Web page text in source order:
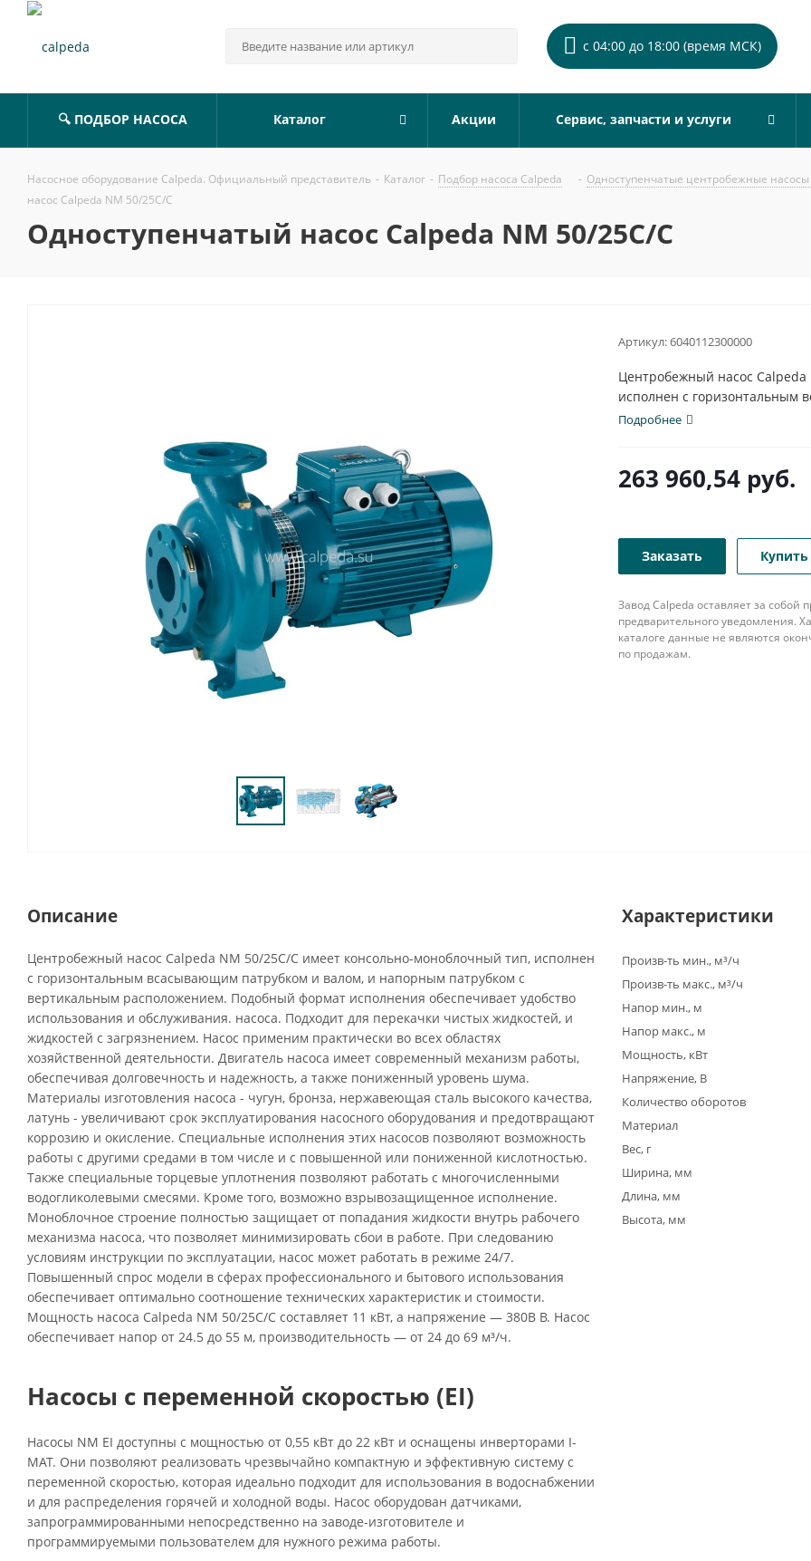
с 04:00 до 18:00 (время МСК)
🔍 ПОДБОР НАСОСА Каталог Акции Сервис, запчасти и услуги
Насосное оборудование Calpeda. Официальный представитель - Каталог - Подбор насоса Calpeda - Одноступенчатые центробежные
насос Calpeda NM 50/25C/C
Одноступенчатый насос Calpeda NM 50/25C/C
Артикул:6040112300000
Центробежный насос
исполнен с
патрубком с...
Подробнее
263 960,54 руб.
Заказать
Завод Calpeda оставляет за собой
предварительного уведомления.
каталоге данные не являются
по продажам.
Описание
Центробежный насос Calpeda NM 50/25C/C имеет консольно-моноблочный тип, исполнен
с горизонтальным всасывающим патрубком и валом, и напорным патрубком с
вертикальным расположением. Подобный формат исполнения обеспечивает удобство
использования и обслуживания. насоса. Подходит для перекачки чистых жидкостей, и
жидкостей с загрязнением. Насос применим практически во всех областях
хозяйственной деятельности. Двигатель насоса имеет современный механизм работы,
обеспечивая долговечность и надежность, а также пониженный уровень шума.
Материалы изготовления насоса - чугун, бронза, нержавеющая сталь высокого качества,
латунь - увеличивают срок эксплуатирования насосного оборудования и предотвращают
коррозию и окисление. Специальные исполнения этих насосов позволяют возможность
работы с другими средами в том числе и с повышенной или пониженной кислотностью.
Также специальные торцевые уплотнения позволяют работать с многочисленными
водогликолевыми смесями. Кроме того, возможно взрывозащищенное исполнение.
Моноблочное строение полностью защищает от попадания жидкости внутрь рабочего
механизма насоса, что позволяет минимизировать сбои в работе. При следованию
условиям инструкции по эксплуатации, насос может работать в режиме 24/7.
Повышенный спрос модели в сферах профессионального и бытового использования
обеспечивает оптимально соотношение технических характеристик и стоимости.
Мощность насоса Calpeda NM 50/25C/C составляет 11 кВт, а напряжение — 380В В. Насос
обеспечивает напор от 24.5 до 55 м, производительность — от 24 до 69 м³/ч.
Насосы с переменной скоростью (EI)
Насосы NM EI доступны с мощностью от 0,55 кВт до 22 кВт и оснащены инверторами I-
MAT. Они позволяют реализовать чрезвычайно компактную и эффективную систему с
переменной скоростью, которая идеально подходит для использования в водоснабжении
и для распределения горячей и холодной воды. Насос оборудован датчиками,
запрограммированными непосредственно на заводе-изготовителе и
программируемыми пользователем для нужного режима работы.
Характеристики
Произв-ть мин., м³/ч
Произв-ть макс., м³/ч
Напор мин., м
Напор макс., м
Мощность, кВт
Напряжение, В
Количество оборотов
Материал
Вес, г
Ширина, мм
Длина, мм
Высота, мм